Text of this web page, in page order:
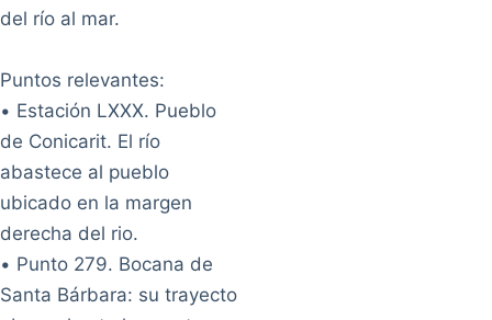
del río al mar.
Puntos relevantes:
• Estación LXXX. Pueblo
de Conicarit. El río
abastece al pueblo
ubicado en la margen
derecha del rio.
• Punto 279. Bocana de
Santa Bárbara: su trayecto